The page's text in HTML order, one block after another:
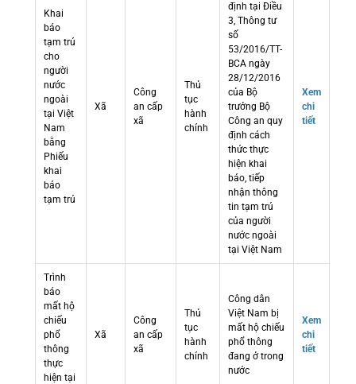
Khai
báo
tạm trú
cho
người
nước
ngoài
tại Việt
Nam
bằng
Phiếu
khai
báo
tạm trú
Xã
Công
an cấp
xã
Thủ
tục
hành
chính
định tại Điều
3, Thông tư
số
53/2016/TT-
BCA ngày
28/12/2016
của Bộ
trưởng Bộ
Công an quy
định cách
thức thực
hiện khai
báo, tiếp
nhận thông
tin tạm trú
của người
nước ngoài
tại Việt Nam
Xem
chi
tiết
Trình
báo
mất hộ
chiếu
phổ
thông
thực
hiện tại
Xã
Công
an cấp
xã
Thủ
tục
hành
chính
Công dân
Việt Nam bị
mất hộ chiếu
phổ thông
đang ở trong
nước
Xem
chi
tiết